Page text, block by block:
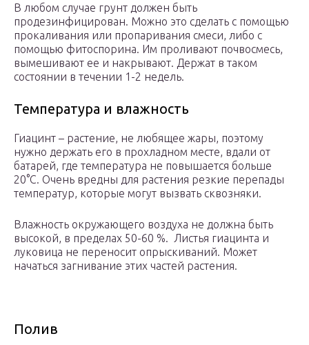
В любом случае грунт должен быть
продезинфицирован. Можно это сделать с помощью
прокаливания или пропаривания смеси, либо с
помощью фитоспорина. Им проливают почвосмесь,
вымешивают ее и накрывают. Держат в таком
состоянии в течении 1-2 недель.
Температура и влажность
Гиацинт – растение, не любящее жары, поэтому
нужно держать его в прохладном месте, вдали от
батарей, где температура не повышается больше
20°С. Очень вредны для растения резкие перепады
температур, которые могут вызвать сквозняки.
Влажность окружающего воздуха не должна быть
высокой, в пределах 50-60 %. Листья гиацинта и
луковица не переносит опрыскиваний. Может
начаться загнивание этих частей растения.
Полив